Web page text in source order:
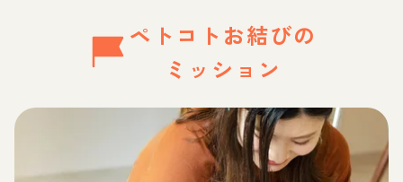
ペトコトお結びの
ミッション